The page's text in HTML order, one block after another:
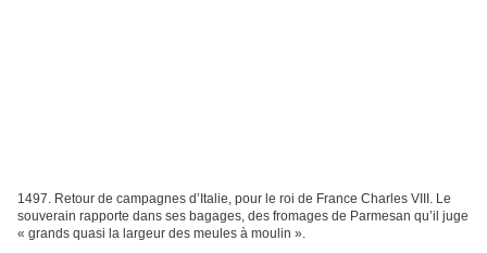
1497. Retour de campagnes d’Italie, pour le roi de France Charles VIII. Le
souverain rapporte dans ses bagages, des fromages de Parmesan qu’il juge
« grands quasi la largeur des meules à moulin ».